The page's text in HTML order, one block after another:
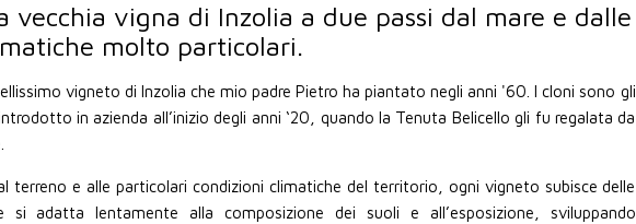
vecchia vigna di Inzolia a due passi dal mare e dalle
molto particolari.
vigneto di Inzolia che mio padre Pietro ha piantato negli anni '60. I cloni sono gli
in azienda all’inizio degli anni ‘20, quando la Tenuta Belicello gli fu regalata da
terreno e alle particolari condizioni climatiche del territorio, ogni vigneto subisce delle
si adatta lentamente alla composizione dei suoli e all’esposizione, sviluppando